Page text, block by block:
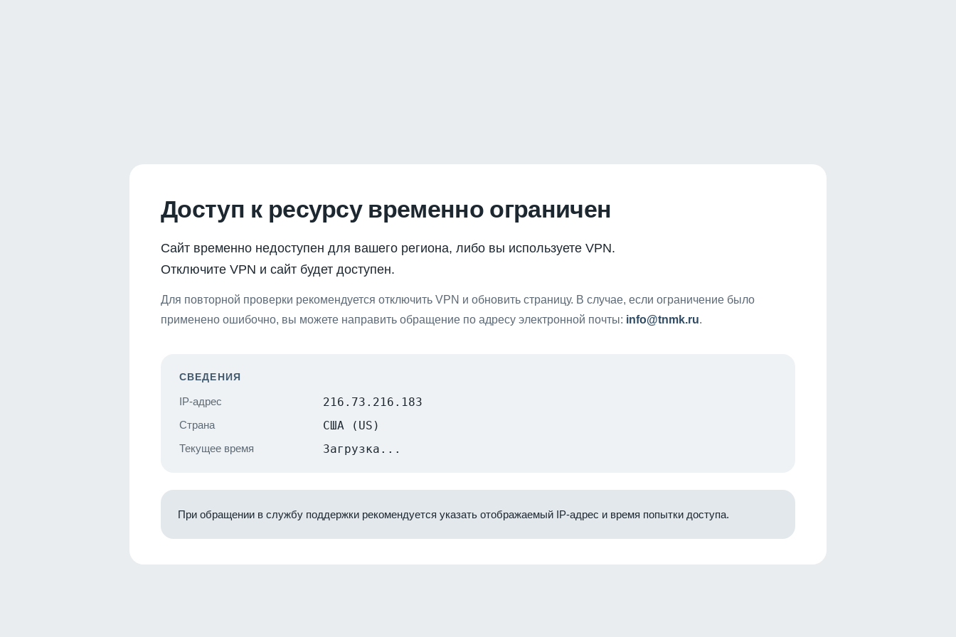
Доступ к ресурсу временно ограничен
Сайт временно недоступен для вашего региона, либо вы используете VPN.
Отключите VPN и сайт будет доступен.
Для повторной проверки рекомендуется отключить VPN и обновить страницу. В случае, если ограничение было
применено ошибочно, вы можете направить обращение по адресу электронной почты: info@tnmk.ru.
СВЕДЕНИЯ
IP-адрес 216.73.216.183
Страна США (US)
Текущее время Загрузка...
При обращении в службу поддержки рекомендуется указать отображаемый IP-адрес и время попытки доступа.